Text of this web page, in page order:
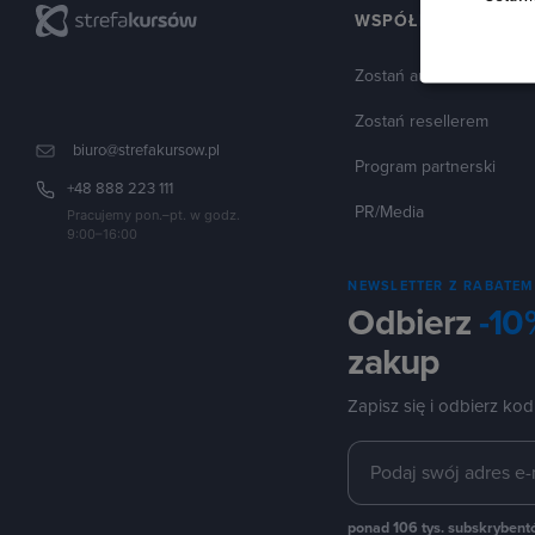
biuro@strefakursow.pl
+48 888 223 111
Pracujemy pon.–pt. w godz.
9:00–16:00
WSPÓŁPRACA
Zostań autorem
Zostań resellerem
Program partnerski
PR/Media
NEWSLETTER Z RABATEM
Odbierz -
zakup
Zapisz się i odbierz
ponad 106 tys.